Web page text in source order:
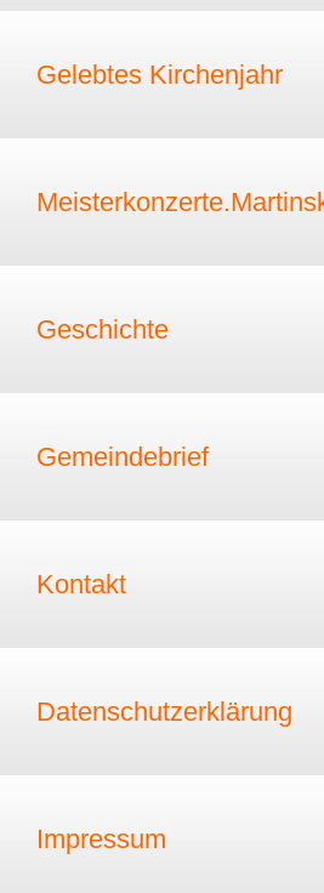
Gelebtes Kirchenjahr
Geschichte
Gemeindebrief
Kontakt
Datenschutzerklärung
Impressum